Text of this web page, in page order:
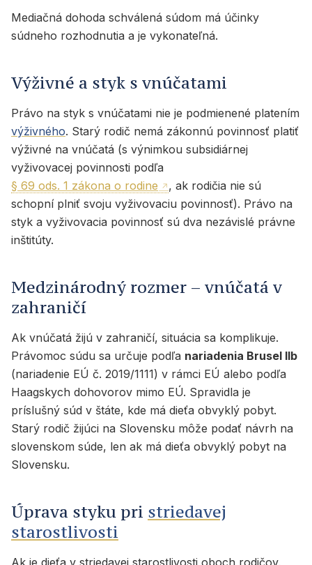
Mediačná dohoda schválená súdom má účinky
súdneho rozhodnutia a je vykonateľná.
Výživné a styk s vnúčatami
Právo na styk s vnúčatami nie je podmienené platením
výživného. Starý rodič nemá zákonnú povinnosť platiť
výživné na vnúčatá (s výnimkou subsidiárnej
vyživovacej povinnosti podľa
§ 69 ods. 1 zákona o rodine
, ak rodičia nie sú
schopní plniť svoju vyživovaciu povinnosť). Právo na
styk a vyživovacia povinnosť sú dva nezávislé právne
inštitúty.
Medzinárodný rozmer – vnúčatá v
zahraničí
Ak vnúčatá žijú v zahraničí, situácia sa komplikuje.
Právomoc súdu sa určuje podľa nariadenia Brusel IIb
(nariadenie EÚ č. 2019/1111) v rámci EÚ alebo podľa
Haagskych dohovorov mimo EÚ. Spravidla je
príslušný súd v štáte, kde má dieťa obvyklý pobyt.
Starý rodič žijúci na Slovensku môže podať návrh na
slovenskom súde, len ak má dieťa obvyklý pobyt na
Slovensku.
Úprava styku pri striedavej
starostlivosti